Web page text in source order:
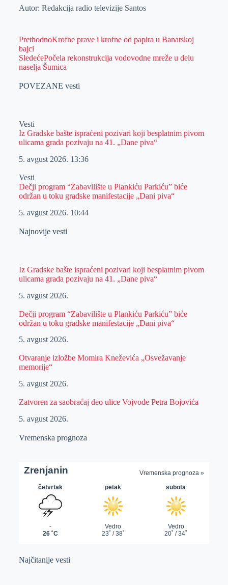
Autor: Redakcija radio televizije Santos
PrethodnoKrofne prave i krofne od papira u Banatskoj
bajci
SledećePočela rekonstrukcija vodovodne mreže u delu
naselja Šumica
POVEZANE vesti
Vesti
Iz Gradske bašte ispraćeni pozivari koji besplatnim pivom
ulicama grada pozivaju na 41. „Dane piva“
5. avgust 2026. 13:36
Vesti
Dečji program “Zabavilište u Plankiću Parkiću” biće
održan u toku gradske manifestacije „Dani piva“
5. avgust 2026. 10:44
Najnovije vesti
Iz Gradske bašte ispraćeni pozivari koji besplatnim pivom
ulicama grada pozivaju na 41. „Dane piva“
5. avgust 2026.
Dečji program “Zabavilište u Plankiću Parkiću” biće
održan u toku gradske manifestacije „Dani piva“
5. avgust 2026.
Otvaranje izložbe Momira Kneževića „Osvežavanje
memorije“
5. avgust 2026.
Zatvoren za saobraćaj deo ulice Vojvode Petra Bojovića
5. avgust 2026.
Vremenska prognoza
Najčitanije vesti